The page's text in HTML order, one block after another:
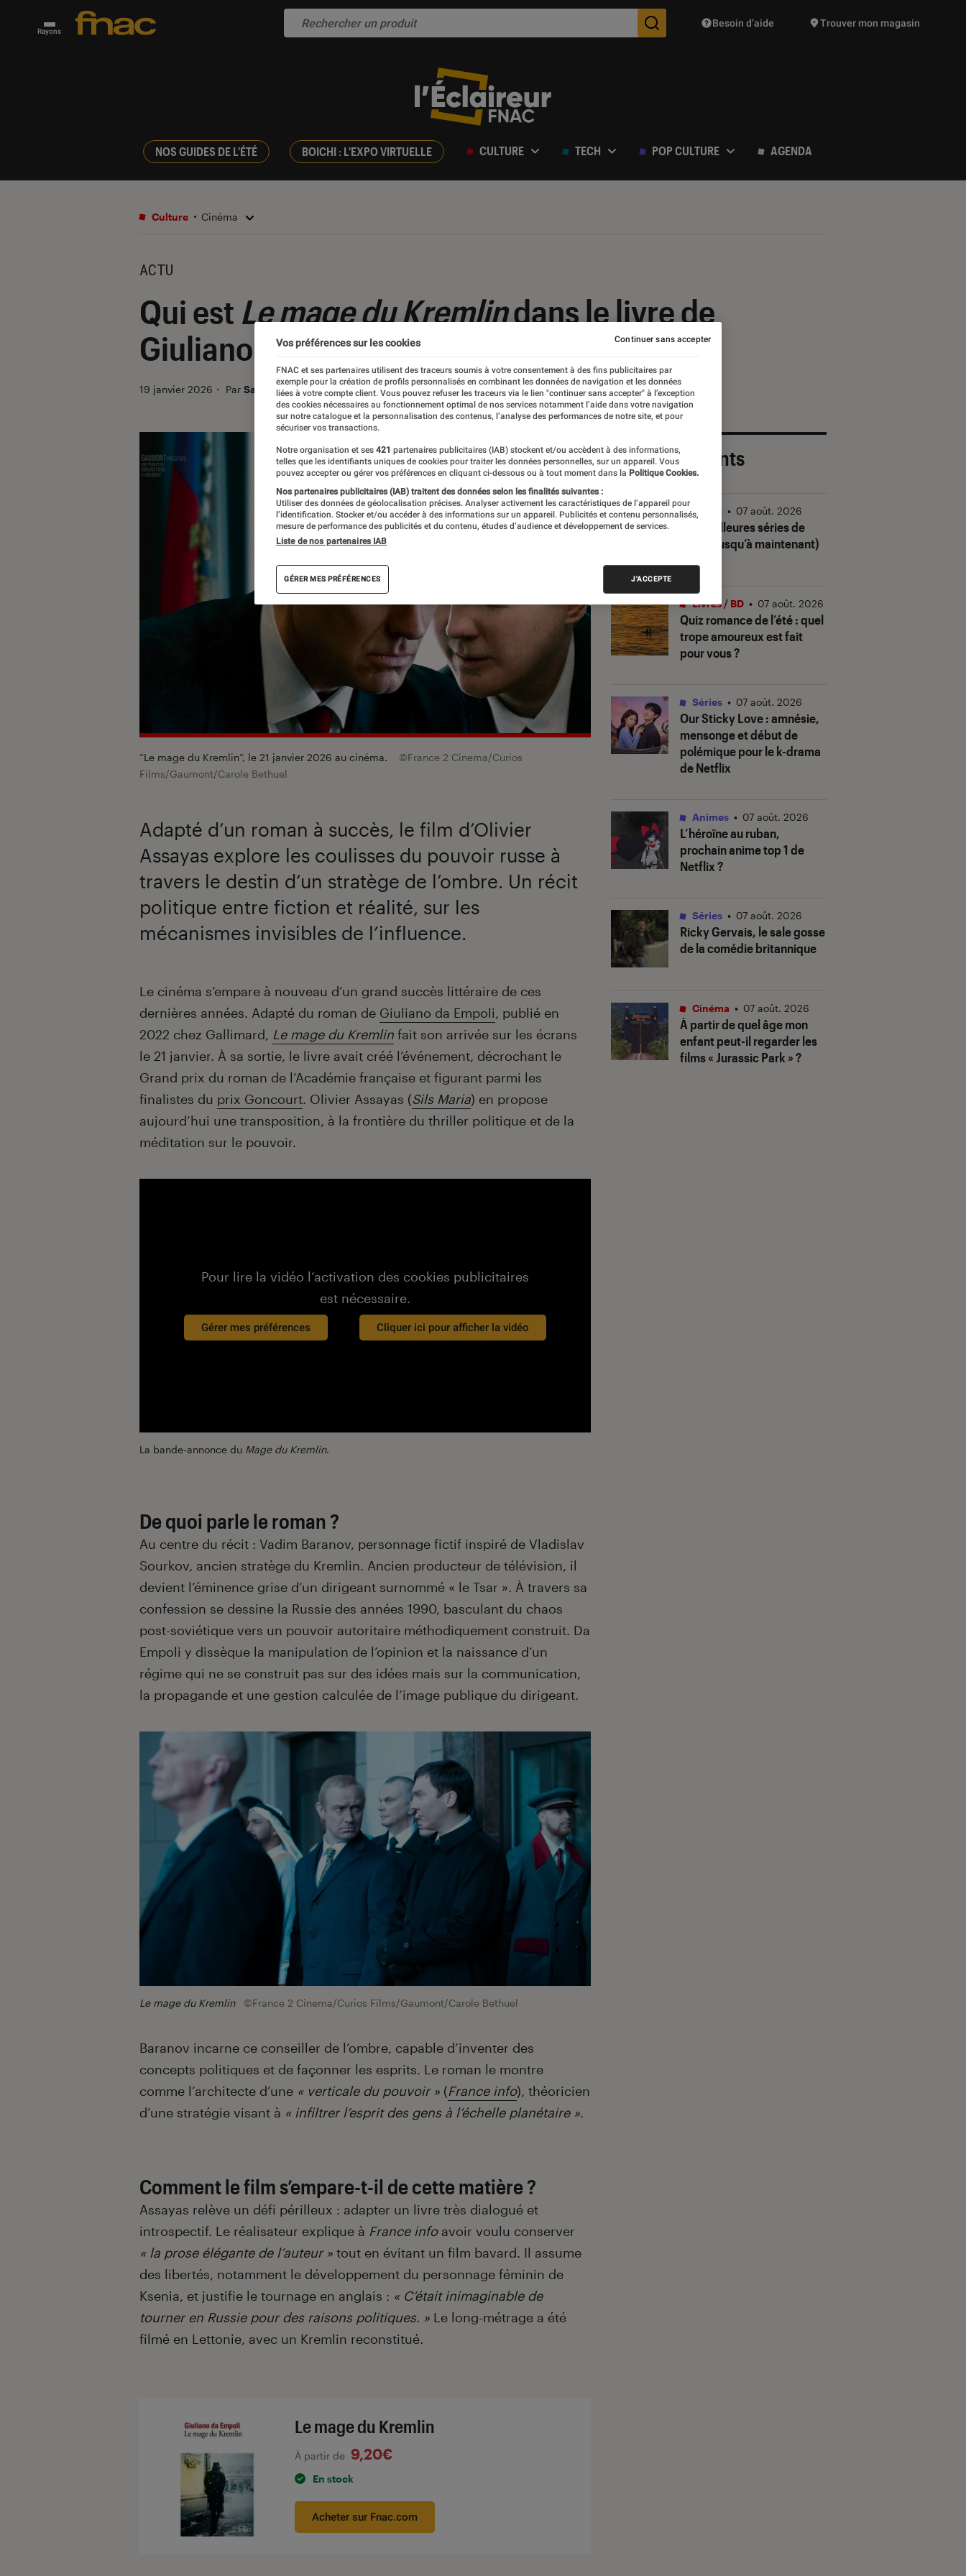
Rayons Des suggestions de produits vont vous être proposées
Besoin d’aide Trouver mon magasin
NOS GUIDES DE L'ÉTÉ BOICHI : L'EXPO VIRTUELLE CULTURE TECH POP CULTURE AGENDA
Culture Cinéma
ACTU
Qui est Le mage du Kremlindans le livre de
Giuliano da Empoli ?
19 janvier 2026 ・ Par Sarah Dupont
“Le mage du Kremlin”, le 21 janvier 2026 au cinéma.
©France 2 Cinema/Curios
Films/Gaumont/Carole Bethuel
Adapté d’un roman à succès, le film d’Olivier
Assayas explore les coulisses du pouvoir russe à
travers le destin d’un stratège de l’ombre. Un récit
politique entre fiction et réalité, sur les
mécanismes invisibles de l’influence.
Introduction
Le cinéma s’empare à nouveau d’un grand succès littéraire de ces
dernières années. Adapté du roman de Giuliano da Empoli, publié en
2022 chez Gallimard, Le mage du Kremlin fait son arrivée sur les écrans
le 21 janvier. À sa sortie, le livre avait créé l’événement, décrochant le
Grand prix du roman de l’Académie française et figurant parmi les
finalistes du prix Goncourt. Olivier Assayas (Sils Maria) en propose
aujourd’hui une transposition, à la frontière du thriller politique et de la
méditation sur le pouvoir.
Pour lire la vidéo l’activation des cookies publicitaires
est nécessaire.
Gérer mes préférences Cliquer ici pour afficher la vidéo
La bande-annonce du Mage du Kremlin.
De quoi parle le roman ?
Au centre du récit : Vadim Baranov, personnage fictif inspiré de Vladislav
Sourkov, ancien stratège du Kremlin. Ancien producteur de télévision, il
devient l’éminence grise d’un dirigeant surnommé « le Tsar ». À travers sa
confession se dessine la Russie des années 1990, basculant du chaos
post-soviétique vers un pouvoir autoritaire méthodiquement construit. Da
Empoli y dissèque la manipulation de l’opinion et la naissance d’un
régime qui ne se construit pas sur des idées mais sur la communication,
la propagande et une gestion calculée de l’image publique du dirigeant.
Le mage du Kremlin ©France 2 Cinema/Curios Films/Gaumont/Carole Bethuel
Baranov incarne ce conseiller de l’ombre, capable d’inventer des
concepts politiques et de façonner les esprits. Le roman le montre
comme l’architecte d’une « verticale du pouvoir » (France info), théoricien
d’une stratégie visant à « infiltrer l’esprit des gens à l’échelle planétaire ».
Comment le film s’empare-t-il de cette matière ?
Assayas relève un défi périlleux : adapter un livre très dialogué et
introspectif. Le réalisateur explique à France infoavoir voulu conserver
« la prose élégante de l’auteur » tout en évitant un film bavard. Il assume
des libertés, notamment le développement du personnage féminin de
Ksenia, et justifie le tournage en anglais : « C’était inimaginable de
tourner en Russie pour des raisons politiques. » Le long-métrage a été
filmé en Lettonie, avec un Kremlin reconstitué.
Le mage du Kremlin
À partir de 9,20€
En stock
Acheter sur Fnac.com
Les plus récents
Les meilleures séries de
2026 (jusqu’à maintenant)
Séries • 07 août. 2026
Quiz romance de l’été : quel
trope amoureux est fait
pour vous ?
Livres / BD • 07 août. 2026
Our Sticky Love: amnésie,
mensonge et début de
polémique pour le k-drama
de Netflix
Séries • 07 août. 2026
L’héroïne au ruban,
prochain anime top 1 de
Netflix ?
Animes • 07 août. 2026
Ricky Gervais, le sale gosse
de la comédie britannique
Séries • 07 août. 2026
À partir de quel âge mon
enfant peut-il regarder les
films « Jurassic Park » ?
Cinéma • 07 août. 2026
Vos préférences sur les cookies
FNAC et ses partenaires utilisent des traceurs soumis à votre consentement à des fins publicitaires par
exemple pour la création de profils personnalisés en combinant les données de navigation et les données
liées à votre compte client. Vous pouvez refuser les traceurs via le lien "continuer sans accepter" à l’exception
des cookies nécessaires au fonctionnement optimal de nos services notamment l’aide dans votre navigation
sur notre catalogue et la personnalisation des contenus, l’analyse des performances de notre site, et pour
sécuriser vos transactions.
Notre organisation et ses 421 partenaires publicitaires (IAB) stockent et/ou accèdent à des informations,
telles que les identifiants uniques de cookies pour traiter les données personnelles, sur un appareil. Vous
pouvez accepter ou gérer vos préférences en cliquant ci-dessous ou à tout moment dans la Politique Cookies.
Nos partenaires publicitaires (IAB) traitent des données selon les finalités suivantes :
Utiliser des données de géolocalisation précises. Analyser activement les caractéristiques de l’appareil pour
l’identification. Stocker et/ou accéder à des informations sur un appareil. Publicités et contenu personnalisés,
mesure de performance des publicités et du contenu, études d’audience et développement de services.
Liste de nos partenaires IAB
GÉRER MES PRÉFÉRENCES J'ACCEPTE
Continuer sans accepter